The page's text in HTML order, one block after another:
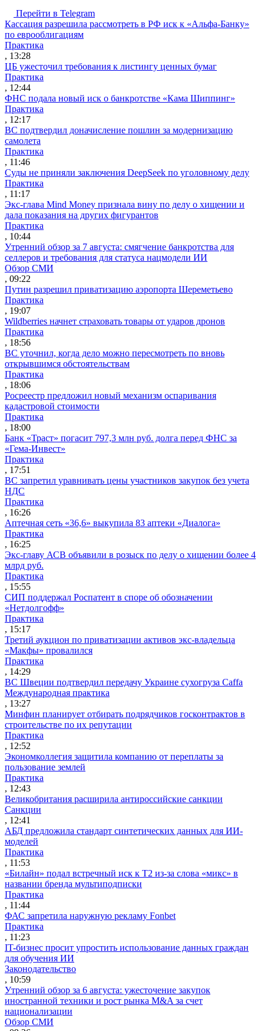
Перейти в Telegram
Кассация разрешила рассмотреть в РФ иск к «Альфа-Банку»
по еврооблигациям
Практика
, 13:28
ЦБ ужесточил требования к листингу ценных бумаг
Практика
, 12:44
ФНС подала новый иск о банкротстве «Кама Шиппинг»
Практика
, 12:17
ВС подтвердил доначисление пошлин за модернизацию
самолета
Практика
, 11:46
Суды не приняли заключения DeepSeek по уголовному делу
Практика
, 11:17
Экс-глава Mind Money признала вину по делу о хищении и
дала показания на других фигурантов
Практика
, 10:44
Утренний обзор за 7 августа: смягчение банкротства для
селлеров и требования для статуса нацмодели ИИ
Обзор СМИ
, 09:22
Путин разрешил приватизацию аэропорта Шереметьево
Практика
, 19:07
Wildberries начнет страховать товары от ударов дронов
Практика
, 18:56
ВС уточнил, когда дело можно пересмотреть по вновь
открывшимся обстоятельствам
Практика
, 18:06
Росреестр предложил новый механизм оспаривания
кадастровой стоимости
Практика
, 18:00
Банк «Траст» погасит 797,3 млн руб. долга перед ФНС за
«Гема-Инвест»
Практика
, 17:51
ВС запретил уравнивать цены участников закупок без учета
НДС
Практика
, 16:26
Аптечная сеть «36,6» выкупила 83 аптеки «Диалога»
Практика
, 16:25
Экс-главу АСВ объявили в розыск по делу о хищении более 4
млрд руб.
Практика
, 15:55
СИП поддержал Роспатент в споре об обозначении
«Нетдолгофф»
Практика
, 15:17
Третий аукцион по приватизации активов экс-владельца
«Макфы» провалился
Практика
, 14:29
ВС Швеции подтвердил передачу Украине сухогруза Caffa
Международная практика
, 13:27
Минфин планирует отбирать подрядчиков госконтрактов в
строительстве по их репутации
Практика
, 12:52
Экономколлегия защитила компанию от переплаты за
пользование землей
Практика
, 12:43
Великобритания расширила антироссийские санкции
Санкции
, 12:41
АБД предложила стандарт синтетических данных для ИИ-
моделей
Практика
, 11:53
«Билайн» подал встречный иск к Т2 из-за слова «микс» в
названии бренда мультиподписки
Практика
, 11:44
ФАС запретила наружную рекламу Fonbet
Практика
, 11:23
IT-бизнес просит упростить использование данных граждан
для обучения ИИ
Законодательство
, 10:59
Утренний обзор за 6 августа: ужесточение закупок
иностранной техники и рост рынка M&A за счет
национализации
Обзор СМИ